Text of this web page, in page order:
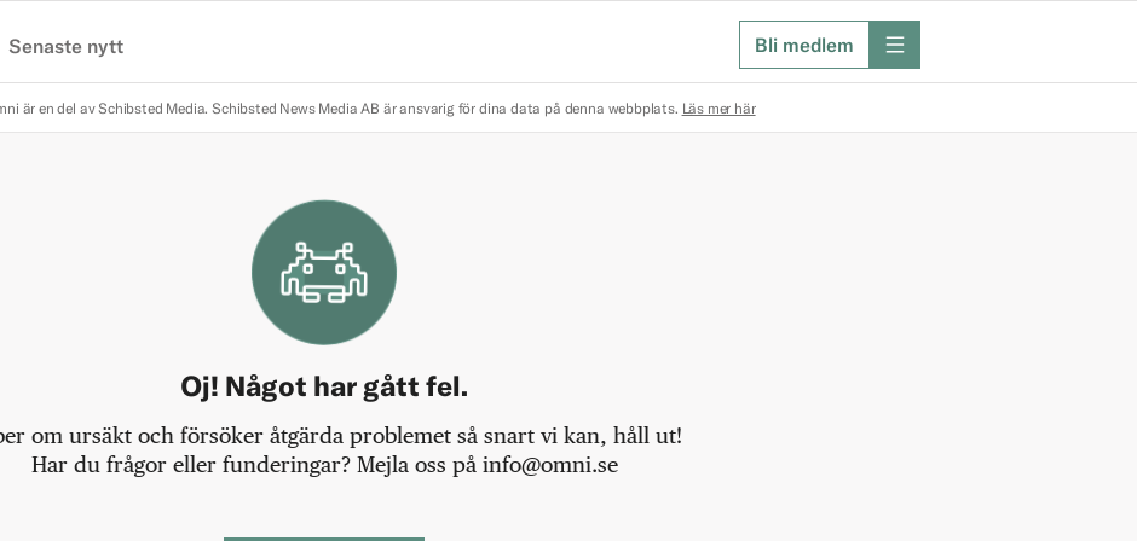
Senaste nytt Bli medlem meny
är en del av Schibsted Media. Schibsted News Media AB är ansvarig för dina data på denna webbplats. Läs mer här
Oj! Något har gått fel.
om ursäkt och försöker åtgärda problemet så snart vi kan, håll ut!
Har du frågor eller funderingar? Mejla oss på info@omni.se